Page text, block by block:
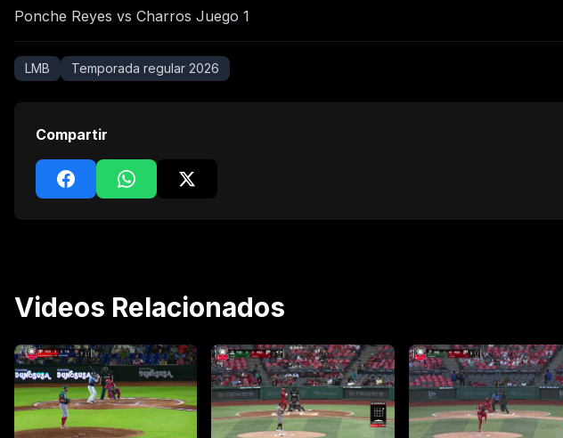
Ponche Reyes vs Charros Juego 1
LMB Temporada regular 2026
Compartir
Videos Relacionados